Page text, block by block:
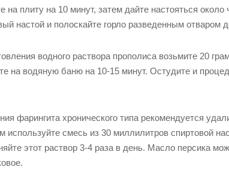
на плиту на 10 минут, затем дайте настояться
настой и полоскайте горло разведенным отваром
водного раствора прополиса возьмите 20
на водяную баню на 10-15 минут. Остудите и
фарингита хронического типа рекомендуется
используйте смесь из 30 миллилитров спиртовой
этот раствор 3-4 раза в день. Масло персика